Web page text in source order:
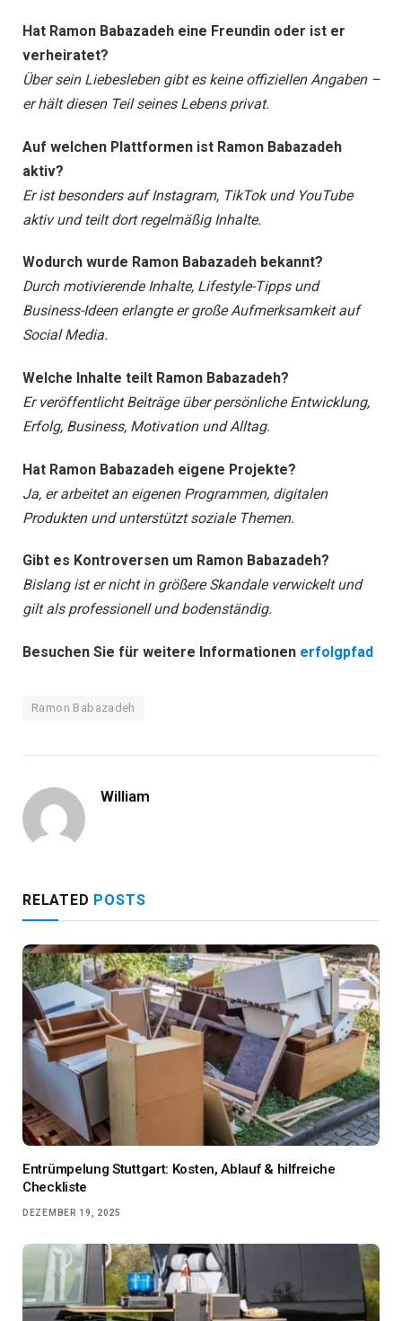
Hat Ramon Babazadeh eine Freundin oder ist er
verheiratet?
Über sein Liebesleben gibt es keine offiziellen Angaben –
er hält diesen Teil seines Lebens privat.
Auf welchen Plattformen ist Ramon Babazadeh
aktiv?
Er ist besonders auf Instagram, TikTok und YouTube
aktiv und teilt dort regelmäßig Inhalte.
Wodurch wurde Ramon Babazadeh bekannt?
Durch motivierende Inhalte, Lifestyle-Tipps und
Business-Ideen erlangte er große Aufmerksamkeit auf
Social Media.
Welche Inhalte teilt Ramon Babazadeh?
Er veröffentlicht Beiträge über persönliche Entwicklung,
Erfolg, Business, Motivation und Alltag.
Hat Ramon Babazadeh eigene Projekte?
Ja, er arbeitet an eigenen Programmen, digitalen
Produkten und unterstützt soziale Themen.
Gibt es Kontroversen um Ramon Babazadeh?
Bislang ist er nicht in größere Skandale verwickelt und
gilt als professionell und bodenständig.
Besuchen Sie für weitere Informationen erfolgpfad
Ramon Babazadeh
William
RELATED POSTS
Entrümpelung Stuttgart: Kosten, Ablauf & hilfreiche
Checkliste
DEZEMBER 19, 2025